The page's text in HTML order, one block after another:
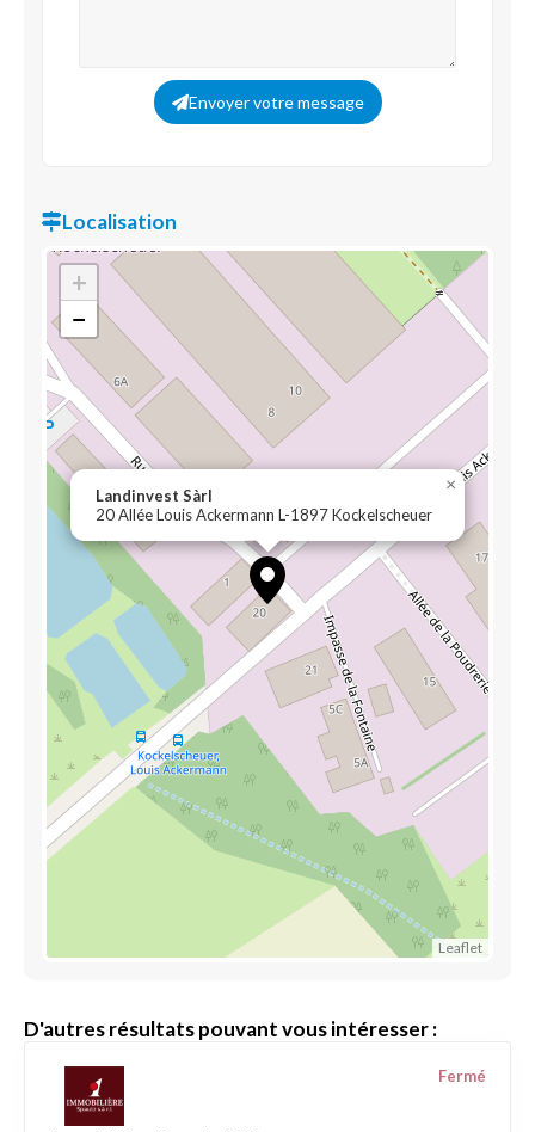
Envoyer votre message
Localisation
Landinvest Sàrl
20 Allée Louis Ackermann L-1897 Kockelscheuer
×
+
−
Leaflet
D'autres résultats pouvant vous intéresser :
Fermé